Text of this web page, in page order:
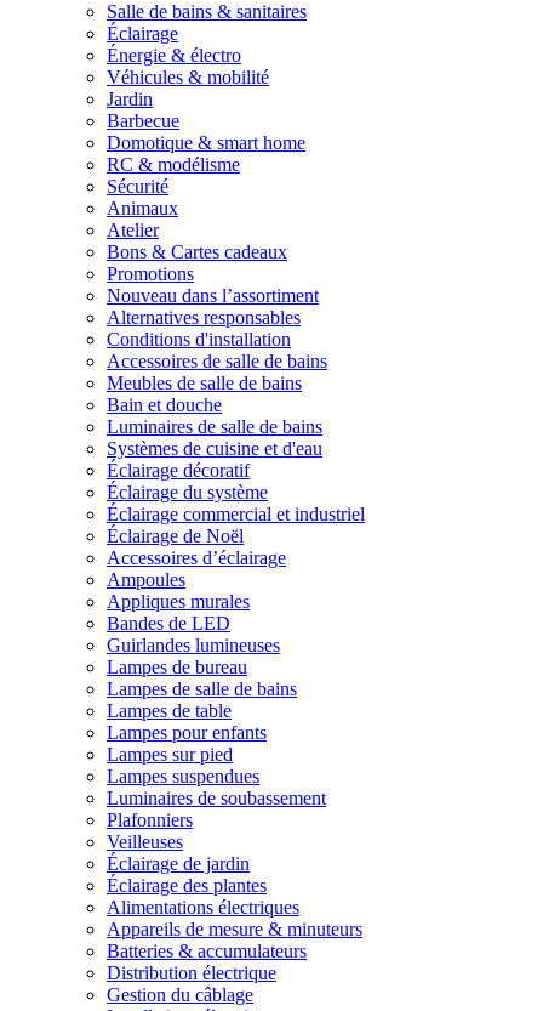
Salle de bains & sanitaires
Éclairage
Énergie & électro
Véhicules & mobilité
Jardin
Barbecue
Domotique & smart home
RC & modélisme
Sécurité
Animaux
Atelier
Bons & Cartes cadeaux
Promotions
Nouveau dans l’assortiment
Alternatives responsables
Conditions d'installation
Accessoires de salle de bains
Meubles de salle de bains
Bain et douche
Luminaires de salle de bains
Systèmes de cuisine et d'eau
Éclairage décoratif
Éclairage du système
Éclairage commercial et industriel
Éclairage de Noël
Accessoires d’éclairage
Ampoules
Appliques murales
Bandes de LED
Guirlandes lumineuses
Lampes de bureau
Lampes de salle de bains
Lampes de table
Lampes pour enfants
Lampes sur pied
Lampes suspendues
Luminaires de soubassement
Plafonniers
Veilleuses
Éclairage de jardin
Éclairage des plantes
Alimentations électriques
Appareils de mesure & minuteurs
Batteries & accumulateurs
Distribution électrique
Gestion du câblage